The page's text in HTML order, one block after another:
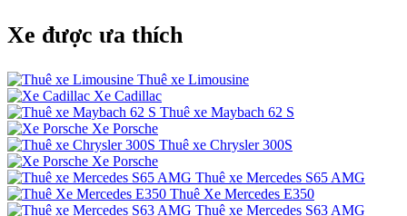
Xe được ưa thích
Thuê xe Limousine
Xe Cadillac
Thuê xe Maybach 62 S
Xe Porsche
Thuê xe Chrysler 300S
Xe Porsche
Thuê xe Mercedes S65 AMG
Thuê Xe Mercedes E350
Thuê xe Mercedes S63 AMG